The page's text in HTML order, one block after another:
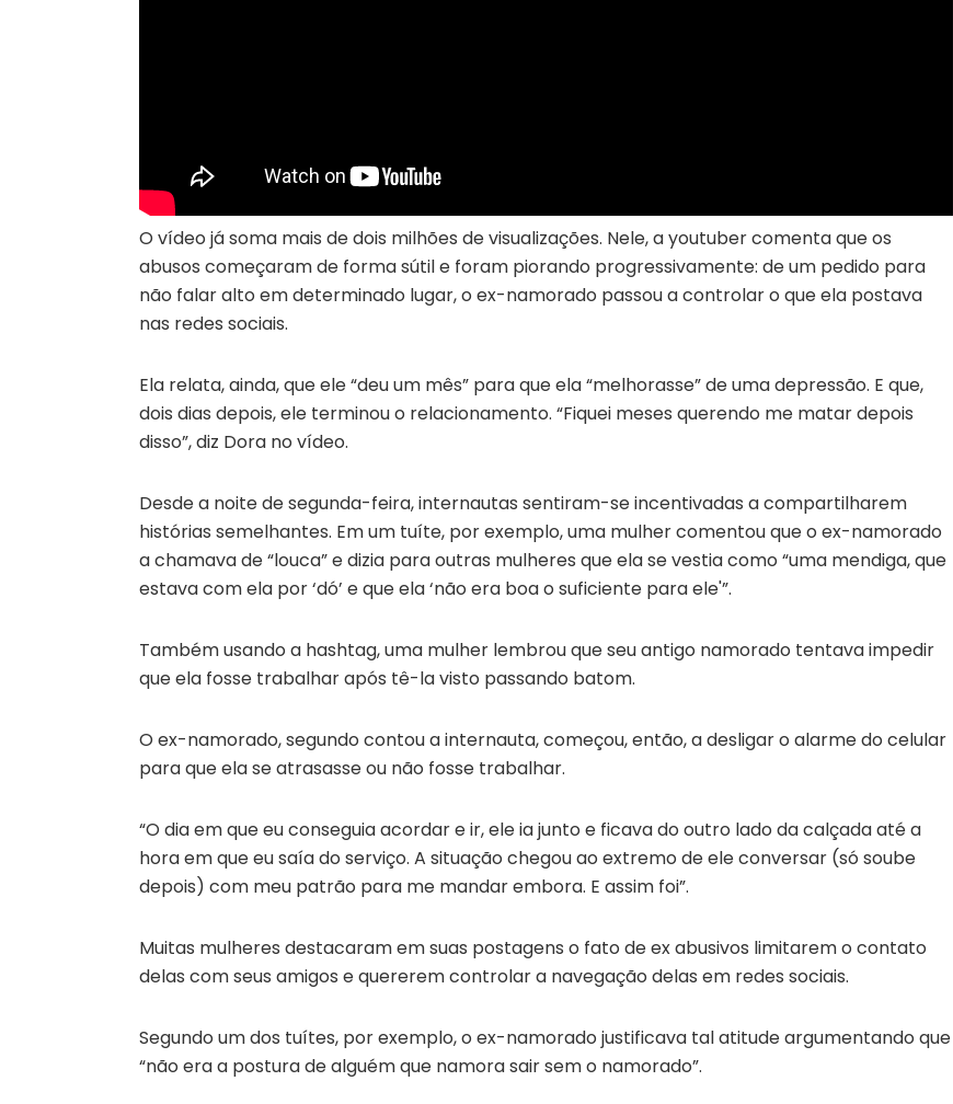
O vídeo já soma mais de dois milhões de visualizações. Nele, a youtuber comenta que os
abusos começaram de forma sútil e foram piorando progressivamente: de um pedido para
não falar alto em determinado lugar, o ex-namorado passou a controlar o que ela postava
nas redes sociais.
Ela relata, ainda, que ele “deu um mês” para que ela “melhorasse” de uma depressão. E que,
dois dias depois, ele terminou o relacionamento. “Fiquei meses querendo me matar depois
disso”, diz Dora no vídeo.
Desde a noite de segunda-feira, internautas sentiram-se incentivadas a compartilharem
histórias semelhantes. Em um tuíte, por exemplo, uma mulher comentou que o ex-namorado
a chamava de “louca” e dizia para outras mulheres que ela se vestia como “uma mendiga, que
estava com ela por ‘dó’ e que ela ‘não era boa o suficiente para ele'”.
Também usando a hashtag, uma mulher lembrou que seu antigo namorado tentava impedir
que ela fosse trabalhar após tê-la visto passando batom.
O ex-namorado, segundo contou a internauta, começou, então, a desligar o alarme do celular
para que ela se atrasasse ou não fosse trabalhar.
“O dia em que eu conseguia acordar e ir, ele ia junto e ficava do outro lado da calçada até a
hora em que eu saía do serviço. A situação chegou ao extremo de ele conversar (só soube
depois) com meu patrão para me mandar embora. E assim foi”.
Muitas mulheres destacaram em suas postagens o fato de ex abusivos limitarem o contato
delas com seus amigos e quererem controlar a navegação delas em redes sociais.
Segundo um dos tuítes, por exemplo, o ex-namorado justificava tal atitude argumentando que
“não era a postura de alguém que namora sair sem o namorado”.